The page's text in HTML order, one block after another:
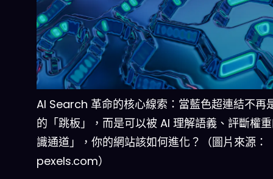
AI Search 革命的核心線索：當藍色超連結不再
的「跳板」，而是可以被 AI 理解語義、評斷權
識通道」，你的網站該如何進化？（圖片來源：
pexels.com）